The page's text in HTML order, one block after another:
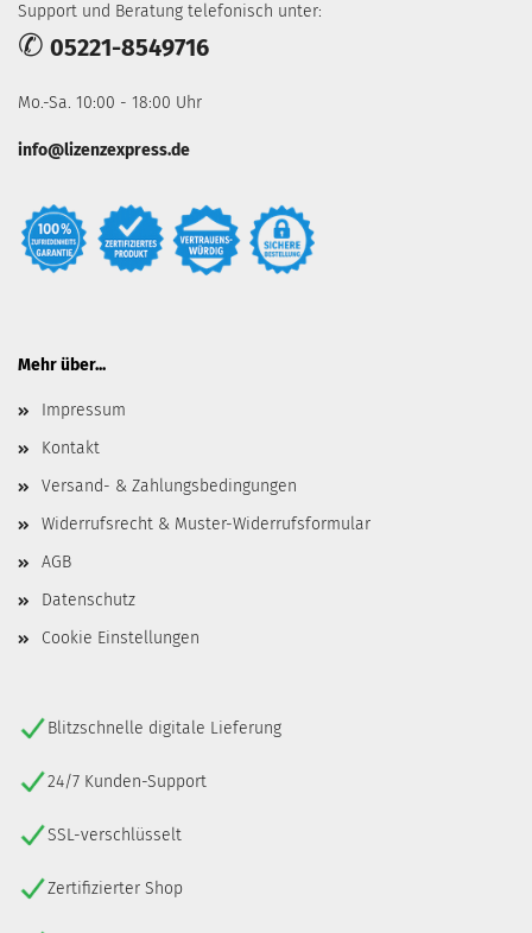
Support und Beratung telefonisch unter:
✆ 05221-8549716
Mo.-Sa. 10:00 - 18:00 Uhr
info@lizenzexpress.de
Mehr über...
Impressum
Kontakt
Versand- & Zahlungsbedingungen
Widerrufsrecht & Muster-Widerrufsformular
AGB
Datenschutz
Cookie Einstellungen
Blitzschnelle digitale Lieferung
24/7 Kunden-Support
SSL-verschlüsselt
Zertifizierter Shop